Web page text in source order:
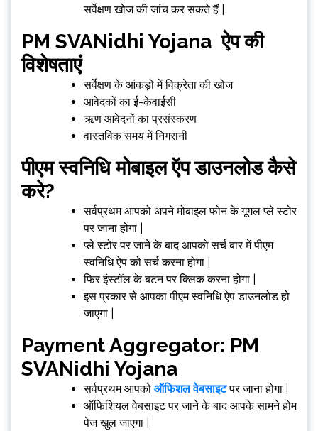
सर्वेक्षण खोज की जांच कर सकते हैं |
PM SVANidhi Yojana ऐप की
विशेषताएं
सर्वेक्षण के आंकड़ों में विक्रेता की खोज
आवेदकों का ई-केवाईसी
ऋण आवेदनों का प्रसंस्करण
वास्तविक समय में निगरानी
पीएम स्वनिधि मोबाइल ऍप डाउनलोड कैसे
करे?
सर्वप्रथम आपको अपने मोबाइल फोन के गूगल प्ले स्टोर
पर जाना होगा |
प्ले स्टोर पर जाने के बाद आपको सर्च बार में पीएम
स्वनिधि ऐप को सर्च करना होगा |
फिर इंस्टॉल के बटन पर क्लिक करना होगा |
इस प्रकार से आपका पीएम स्वनिधि ऐप डाउनलोड हो
जाएगा |
Payment Aggregator: PM
SVANidhi Yojana
सर्वप्रथम आपको ऑफिशल वेबसाइटपर जाना होगा |
ऑफिशियल वेबसाइट पर जाने के बाद आपके सामने होम
पेज खुल जाएगा |